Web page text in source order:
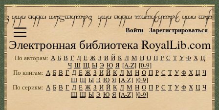
Электронная библиотека RoyalLib.com
Войти Зарегистрироваться
По авторам: А Б В Г Д Е Ж З И Й К Л М Н О П Р С Т У Ф Х Ц
Ч Ш Щ Ы Э Ю Я [A-Z] [0-9]
По книгам: А Б В Г Д Е Ж З И Й К Л М Н О П Р С Т У Ф Х Ц Ч
Ш Щ Ы Э Ю Я [A-Z] [0-9]
По сериям: А Б В Г Д Е Ж З И Й К Л М Н О П Р С Т У Ф Х Ц Ч
Ш Щ Ы Э Ю Я [A-Z] [0-9]